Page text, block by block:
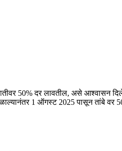
50% दर लावतील, असे आश्वासन
1 ऑगस्ट 2025 पासून तांबे वर